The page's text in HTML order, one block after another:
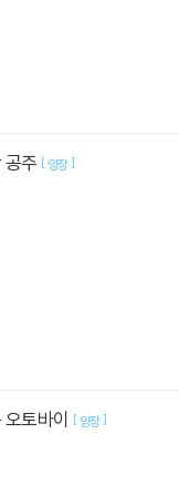
공주 [ 양장]
토바이 [ 양장]